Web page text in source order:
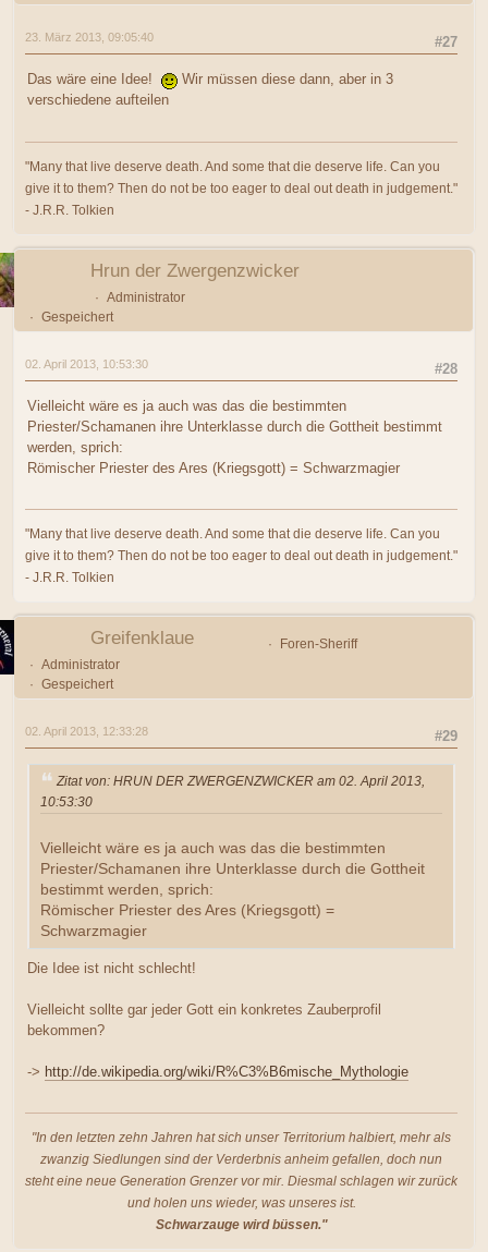
#27
23. März 2013, 09:05:40
Das wäre eine Idee!
Wir müssen diese dann, aber in 3
verschiedene aufteilen
"Many that live deserve death. And some that die deserve life. Can you
give it to them? Then do not be too eager to deal out death in judgement."
- J.R.R. Tolkien
Hrun der Zwergenzwicker
Administrator
Gespeichert
#28
02. April 2013, 10:53:30
Vielleicht wäre es ja auch was das die bestimmten
Priester/Schamanen ihre Unterklasse durch die Gottheit bestimmt
werden, sprich:
Römischer Priester des Ares (Kriegsgott) = Schwarzmagier
"Many that live deserve death. And some that die deserve life. Can you
give it to them? Then do not be too eager to deal out death in judgement."
- J.R.R. Tolkien
Greifenklaue
Foren-Sheriff
Administrator
Gespeichert
#29
02. April 2013, 12:33:28
Zitat von: HRUN DER ZWERGENZWICKER am 02. April 2013,
10:53:30
Vielleicht wäre es ja auch was das die bestimmten
Priester/Schamanen ihre Unterklasse durch die Gottheit
bestimmt werden, sprich:
Römischer Priester des Ares (Kriegsgott) =
Schwarzmagier
Die Idee ist nicht schlecht!
Vielleicht sollte gar jeder Gott ein konkretes Zauberprofil
bekommen?
-> http://de.wikipedia.org/wiki/R%C3%B6mische_Mythologie
"In den letzten zehn Jahren hat sich unser Territorium halbiert, mehr als
zwanzig Siedlungen sind der Verderbnis anheim gefallen, doch nun
steht eine neue Generation Grenzer vor mir. Diesmal schlagen wir zurück
und holen uns wieder, was unseres ist.
Schwarzauge wird büssen."